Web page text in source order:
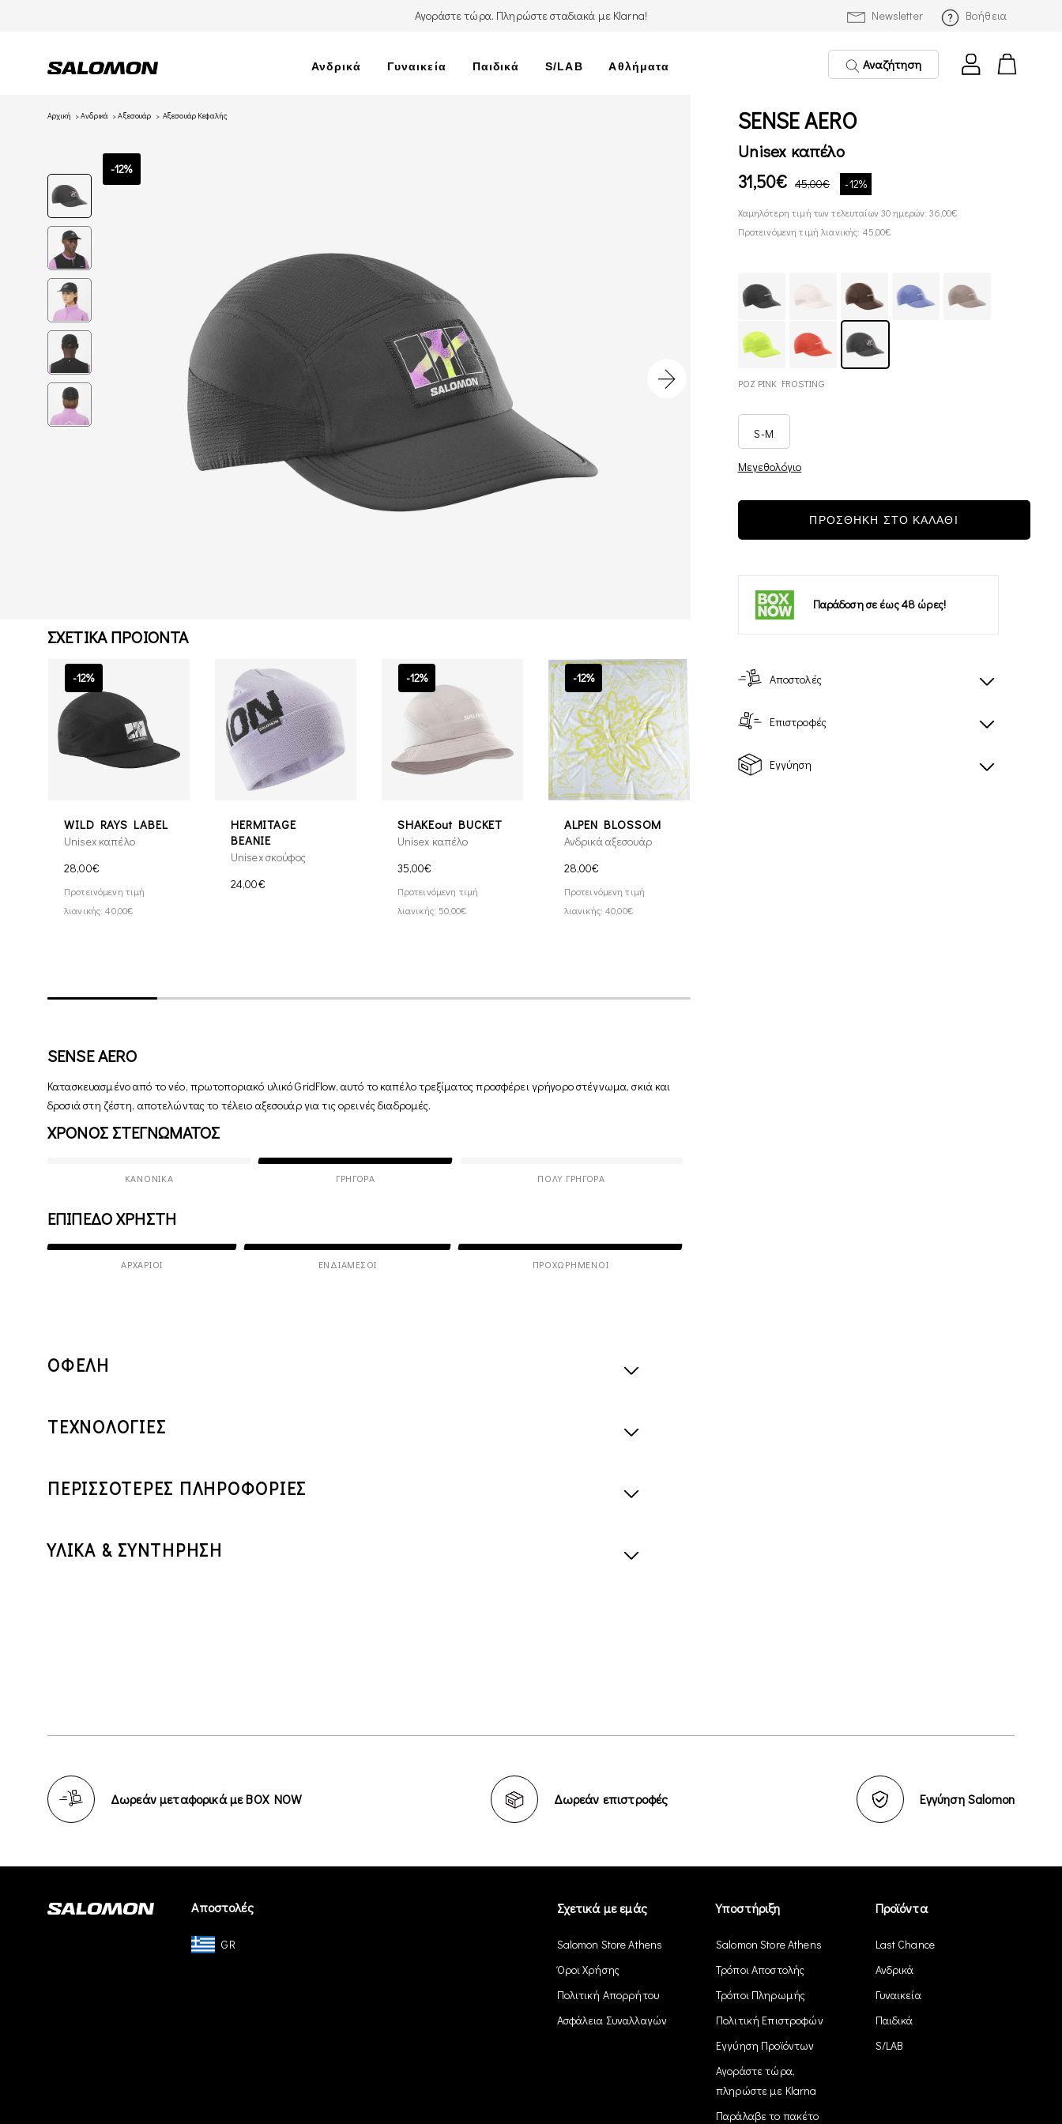
Newsletter Βοήθεια
Αγοράστε τώρα. Πληρώστε σταδιακά με Klarna!
Ανδρικά Γυναικεία Παιδικά S/LAB Αθλήματα Αναζήτηση
Αρχική Ανδρικά Αξεσουάρ Αξεσουάρ Κεφαλής
-12%
SENSE AERO
Unisex καπέλο
31,50€ 45,00€ -12%
Χαμηλότερη τιμή των τελευταίων 30 ημερών: 36,00€
Προτεινόμενη τιμή λιανικής: 45,00€
ΡΟΖ PINK FROSTING
S-M
Μεγεθολόγιο
ΠΡΟΣΘΗΚΗ ΣΤΟ ΚΑΛΑΘΙ
Παράδοση σε έως 48 ώρες!
Αποστολές
Επιστροφές
Εγγύηση
ΣΧΕΤΙΚΑ ΠΡΟΙΟΝΤΑ
-12%
WILD RAYS LABEL
Unisex καπέλο
28,00€
Προτεινόμενη τιμή
λιανικής: 40,00€
HERMITAGE
BEANIE
Unisex σκούφος
24,00€
-12%
SHAKEout BUCKET
Unisex καπέλο
35,00€
Προτεινόμενη τιμή
λιανικής: 50,00€
-12%
ALPEN BLOSSOM
Ανδρικά αξεσουάρ
28,00€
Προτεινόμενη τιμή
λιανικής: 40,00€
-12%
SENSE AERO
Κατασκευασμένο από το νέο, πρωτοποριακό υλικό GridFlow, αυτό το καπέλο τρεξίματος προσφέρει γρήγορο στέγνωμα, σκιά και
δροσιά στη ζέστη, αποτελώντας το τέλειο αξεσουάρ για τις ορεινές διαδρομές.
ΧΡΟΝΟΣ ΣΤΕΓΝΩΜΑΤΟΣ
ΚΑΝΟΝΙΚΆ ΓΡΉΓΟΡΑ ΠΟΛΎ ΓΡΉΓΟΡΑ
ΕΠΙΠΕΔΟ ΧΡΗΣΤΗ
ΑΡΧΆΡΙΟΙ ΕΝΔΙΆΜΕΣΟΙ ΠΡΟΧΩΡΗΜΈΝΟΙ
ΟΦΕΛΗ
ΤΕΧΝΟΛΟΓΙΕΣ
ΠΕΡΙΣΣΟΤΕΡΕΣ ΠΛΗΡΟΦΟΡΙΕΣ
ΥΛΙΚΑ & ΣΥΝΤΗΡΗΣΗ
Δωρεάν μεταφορικά με BOX NOW Δωρεάν επιστροφές Εγγύηση Salomon
Αποστολές
GR
Σχετικά με εμάς
Salomon Store Athens
Όροι Χρήσης
Πολιτική Απορρήτου
Ασφάλεια Συναλλαγών
Υποστήριξη
Salomon Store Athens
Τρόποι Αποστολής
Τρόποι Πληρωμής
Πολιτική Επιστροφών
Εγγύηση Προϊόντων
Αγοράστε τώρα,
πληρώστε με Klarna
Παράλαβε το πακέτο
Προϊόντα
Last Chance
Ανδρικά
Γυναικεία
Παιδικά
S/LAB